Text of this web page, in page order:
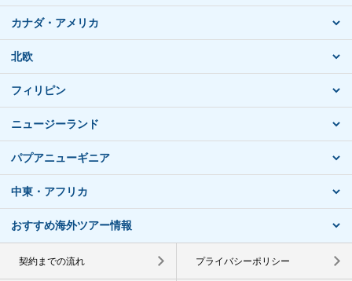
カナダ・アメリカ
北欧
フィリピン
ニュージーランド
パプアニューギニア
中東・アフリカ
おすすめ海外ツアー情報
契約までの流れ プライバシーポリシー